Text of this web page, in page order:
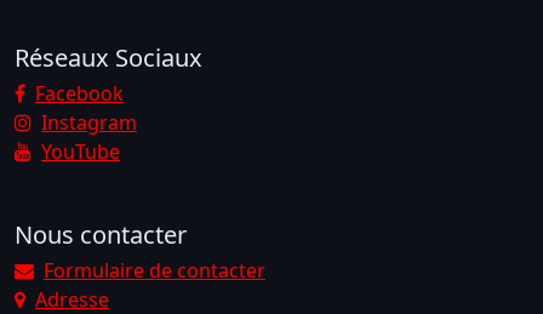
Réseaux Sociaux
Facebook
Instagram
YouTube
Nous contacter
Formulaire de contacter
Adresse